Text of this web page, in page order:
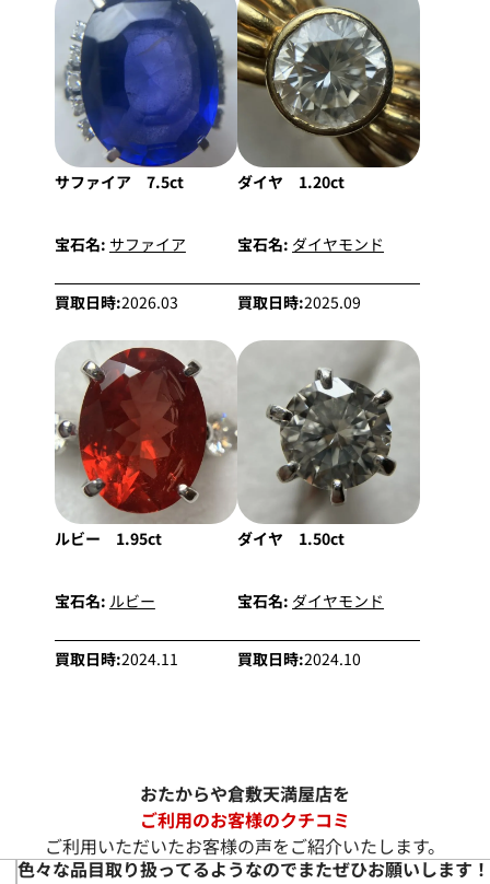
サファイア 7.5ct
宝石名: サファイア
買取日時:2026.03
ダイヤ 1.20ct
宝石名: ダイヤモンド
買取日時:2025.09
ルビー 1.95ct
宝石名: ルビー
買取日時:2024.11
ダイヤ 1.50ct
宝石名: ダイヤモンド
買取日時:2024.10
おたからや倉敷天満屋店を
ご利用のお客様のクチコミ
ご利用いただいたお客様の声をご紹介いたします。
ちらの質問にも分かりやすく答えて頂き安心できました。